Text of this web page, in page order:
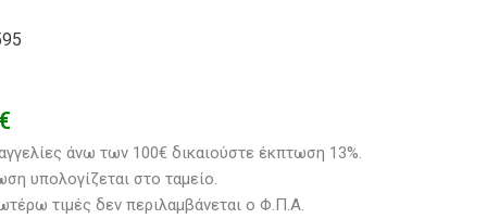
€
άνω των 100€ δικαιούστε έκπτωση 13%.
υπολογίζεται στο ταμείο.
τιμές δεν περιλαμβάνεται ο Φ.Π.Α.